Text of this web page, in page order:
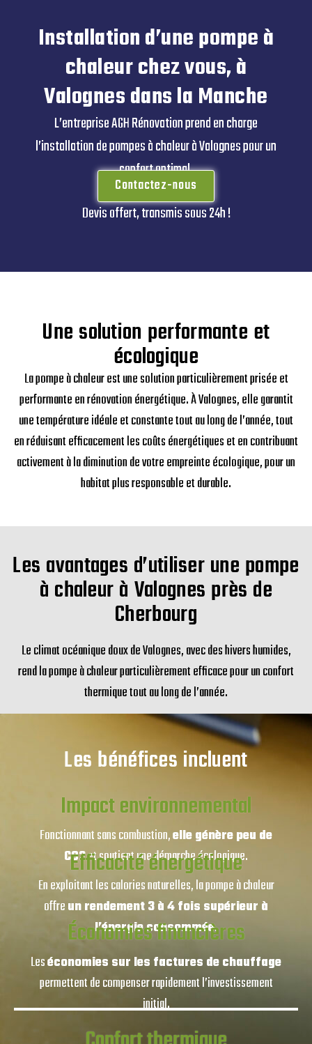
Installation d’une pompe à
chaleur chez vous, à
Valognes dans la Manche
L’entreprise AGH Rénovation prend en charge
l’installation de pompes à chaleur à Valognes pour un
confort optimal.
Contactez-nous
Devis offert, transmis sous 24h !
Une solution performante et
écologique
La pompe à chaleur est une solution particulièrement prisée et
performante en rénovation énergétique. À Valognes, elle garantit
une température idéale et constante tout au long de l’année, tout
en réduisant efficacement les coûts énergétiques et en contribuant
activement à la diminution de votre empreinte écologique, pour un
habitat plus responsable et durable.
Les avantages d’utiliser une pompe
à chaleur à Valognes près de
Cherbourg
Le climat océanique doux de Valognes, avec des hivers humides,
rend la pompe à chaleur particulièrement efficace pour un confort
thermique tout au long de l’année.
Les bénéfices incluent
Impact environnemental
Fonctionnant sans combustion,elle génère peu de
CO2et soutient une démarche écologique.
Efficacité énergétique
En exploitant les calories naturelles, la pompe à chaleur
offreun rendement 3 à 4 fois supérieur à
l’énergie consommée.
Économies financières
Leséconomies sur les factures de chauffage
permettent de compenser rapidement l’investissement
initial.